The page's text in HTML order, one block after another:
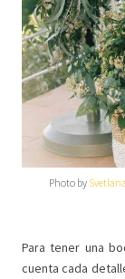
Photo by
Para tener una
cuenta cada